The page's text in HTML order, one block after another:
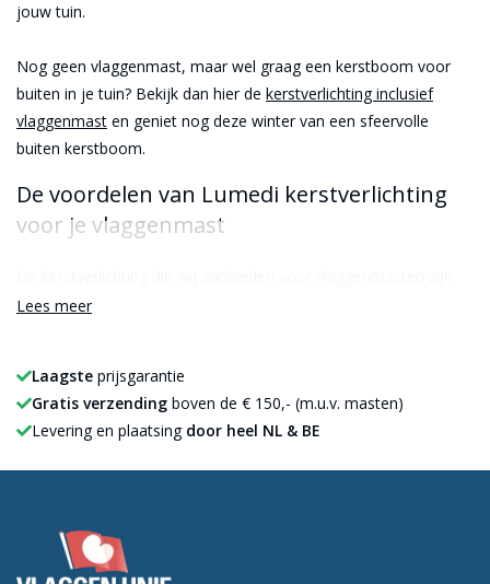
jouw tuin.
Nog geen vlaggenmast, maar wel graag een kerstboom voor
buiten in je tuin? Bekijk dan hier de kerstverlichting inclusief
vlaggenmast en geniet nog deze winter van een sfeervolle
buiten kerstboom.
De voordelen van Lumedi kerstverlichting
voor je vlaggenmast
van het merk Lumedi. Deze bieden de volgende voordelen:
✓ 10 verschillende sfeerfuncties
Optie 1:
✓ Dimfunctie
Lees meer
Laagste prijsgarantie
Gratis verzending boven de € 150,- (m.u.v. masten)
Levering en plaatsing door heel NL & BE